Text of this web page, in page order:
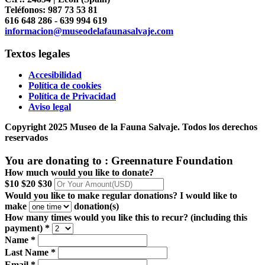
Teléfonos: 987 73 53 81
616 648 286 - 639 994 619
informacion@museodelafaunasalvaje.com
Textos legales
Accesibilidad
Política de cookies
Política de Privacidad
Aviso legal
Copyright 2025 Museo de la Fauna Salvaje. Todos los derechos
reservados
You are donating to : Greennature Foundation
How much would you like to donate?
$10 $20 $30
Would you like to make regular donations? I would like to
make
donation(s)
How many times would you like this to recur? (including this
payment) *
Name *
Last Name *